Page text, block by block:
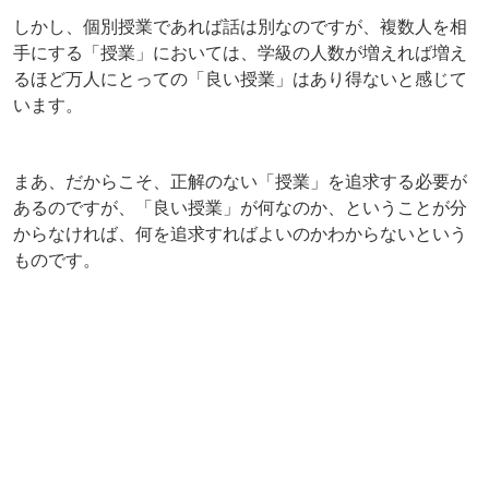
しかし、個別授業であれば話は別なのですが、複数人を相
手にする「授業」においては、学級の人数が増えれば増え
るほど万人にとっての「良い授業」はあり得ないと感じて
います。
まあ、だからこそ、正解のない「授業」を追求する必要が
あるのですが、「良い授業」が何なのか、ということが分
からなければ、何を追求すればよいのかわからないという
ものです。